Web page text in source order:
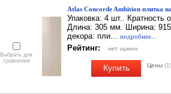
Выбрать для
сравнения
Atlas Concorde Ambition плитка
Упаковка: 4 шт.. Кратность
Длина: 305 мм. Ширина:
декора: пли... подробнее...
Рейтинг:
Купить Цены (1)